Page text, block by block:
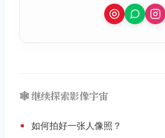
🕸️ 继续探索影像宇宙
• 如何拍好一张人像照？